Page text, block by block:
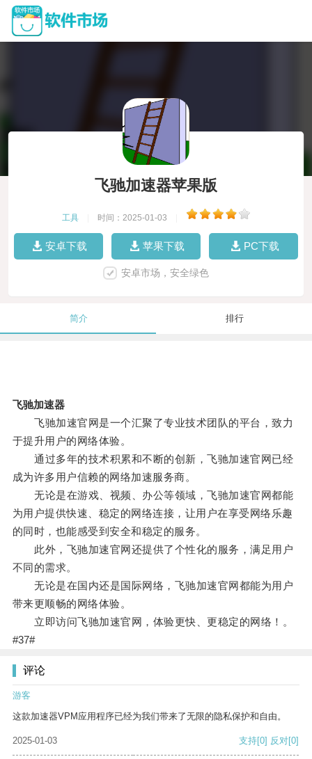
飞驰加速器苹果版
工具 时间：2025-01-03
安卓下载 苹果下载 PC下载
安卓市场，安全绿色
简介 排行
飞驰加速器
飞驰加速官网是一个汇聚了专业技术团队的平台，致力
于提升用户的网络体验。
通过多年的技术积累和不断的创新，飞驰加速官网已经
成为许多用户信赖的网络加速服务商。
无论是在游戏、视频、办公等领域，飞驰加速官网都能
为用户提供快速、稳定的网络连接，让用户在享受网络乐趣
的同时，也能感受到安全和稳定的服务。
此外，飞驰加速官网还提供了个性化的服务，满足用户
不同的需求。
无论是在国内还是国际网络，飞驰加速官网都能为用户
带来更顺畅的网络体验。
立即访问飞驰加速官网，体验更快、更稳定的网络！。
#37#
评论
游客
这款加速器VPM应用程序已经为我们带来了无限的隐私保护和自由。
2025-01-03 支持[0] 反对[0]